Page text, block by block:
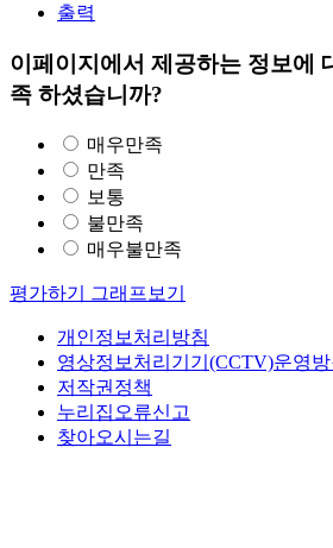
출력
이페이지에서 제공하는 정보에
족 하셨습니까?
매우만족
만족
보통
불만족
매우불만족
평가하기 그래프보기
개인정보처리방침
영상정보처리기기(CCTV)운영방
저작권정책
누리집오류신고
찾아오시는길